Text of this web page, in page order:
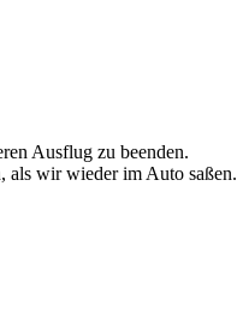
Ausflug zu beenden.
als wir wieder im Auto saßen.